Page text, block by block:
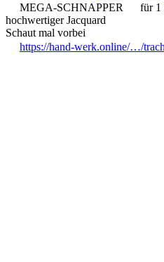
MEGA-SCHNAPPER
für 1
hochwertiger Jacquard
Schaut mal vorbei
https://hand-werk.online/…/